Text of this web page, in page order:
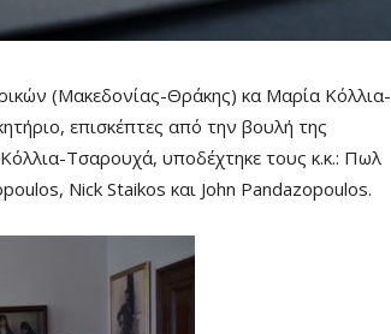
(Μακεδονίας-Θράκης) κα Μαρία Κόλλια-
επισκέπτες από την βουλή της
Τσαρουχά, υποδέχτηκε τους κ.κ.: Πωλ
Nick Staikos και John Pandazopoulos.